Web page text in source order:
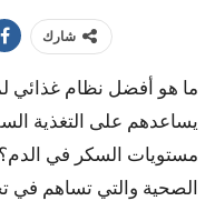
شارك
ما هو أفضل نظام
يساعدهم على التغذية
مستويات السكر في الدم؟
الصحية والتي تساهم